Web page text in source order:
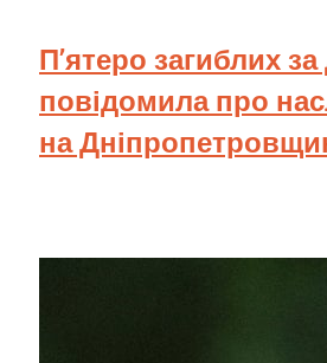
П’ятеро загиблих
повідомила про
на